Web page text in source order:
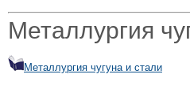
Металлургия
Металлургия чугуна и стали